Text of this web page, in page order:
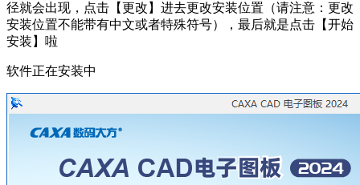
径就会出现，点击【更改】进去更改安装位置（请注意：更改
安装位置不能带有中文或者特殊符号），最后就是点击【开始
安装】啦
软件正在安装中